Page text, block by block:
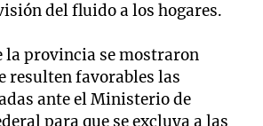
del fluido a los hogares.
la provincia se mostraron
resulten favorables las
ante el Ministerio de
para que se excluya a las